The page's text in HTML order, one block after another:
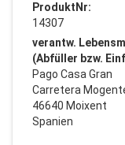
ProduktNr:
14307
verantw.
(Abfüller bzw.
Pago Casa Gran
Carretera
46640 Moixent
Spanien